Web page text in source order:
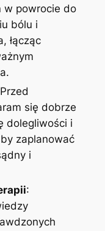
w powrocie do
bólu i
łącząc
się dobrze
dolegliwości i
zaplanować
i
: